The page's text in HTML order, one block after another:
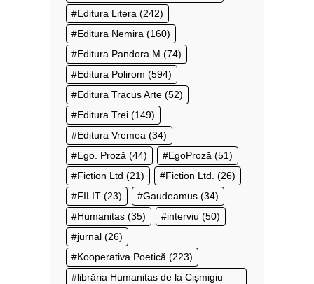
Editura Litera (242)
Editura Nemira (160)
Editura Pandora M (74)
Editura Polirom (594)
Editura Tracus Arte (52)
Editura Trei (149)
Editura Vremea (34)
Ego. Proză (44) EgoProză (51)
Fiction Ltd (21) Fiction Ltd. (26)
FILIT (23) Gaudeamus (34)
Humanitas (35) interviu (50)
jurnal (26)
Kooperativa Poetică (223)
librăria Humanitas de la Cișmigiu